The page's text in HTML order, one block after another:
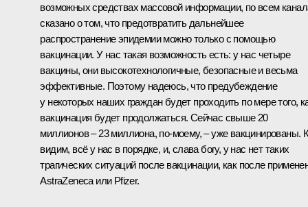
возможных средствах массовой информации, по всем
сказано о том, что предотвратить дальнейшее
распространение эпидемии можно только с помощью
вакцинации. У нас такая возможность есть: у нас четыре
вакцины, они высокотехнологичные, безопасные и весьма
эффективные. Поэтому надеюсь, что предубеждение
у некоторых наших граждан будет проходить по мере того,
вакцинация будет продолжаться. Сейчас свыше 20
миллионов – 23 миллиона, по-моему, – уже вакцинированы.
видим, всё у нас в порядке, и, слава богу, у нас нет таких
трагических ситуаций после вакцинации, как после
AstraZeneca или Pfizer.